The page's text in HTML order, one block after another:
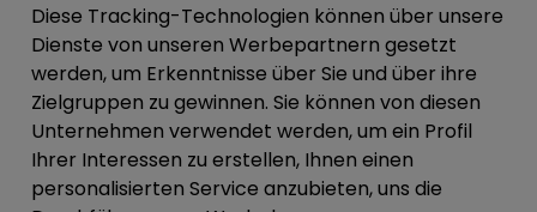
Diese Tracking-Technologien können über unsere
Dienste von unseren Werbepartnern gesetzt
werden, um Erkenntnisse über Sie und über ihre
Zielgruppen zu gewinnen. Sie können von diesen
Unternehmen verwendet werden, um ein Profil
Ihrer Interessen zu erstellen, Ihnen einen
personalisierten Service anzubieten, uns die